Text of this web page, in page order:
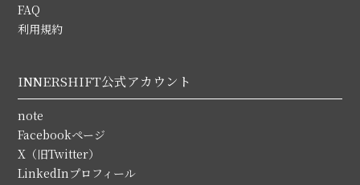
FAQ
利用規約
INNERSHIFT公式アカウント
note
Facebookページ
X（旧Twitter）
LinkedInプロフィール